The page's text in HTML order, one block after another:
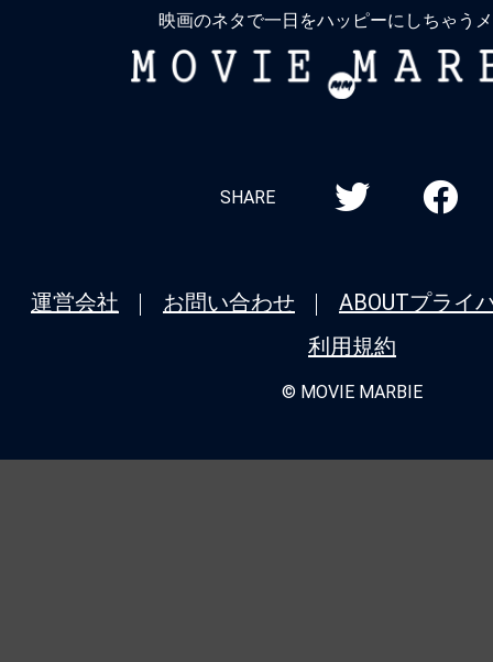
映画のネタで一日をハッピーにしちゃう
MOVIE
SHARE
運営会社 お問い合わせ ABOUTプライ
利用規約
© MOVIE MARBIE